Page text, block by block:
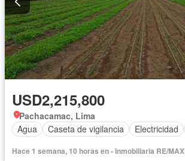
USD2,215,800
Pachacamac, Lima
Agua
Caseta de vigilancia Electricidad
Hace 1 semana, 10 horas en - Inmobiliaria RE/MAX